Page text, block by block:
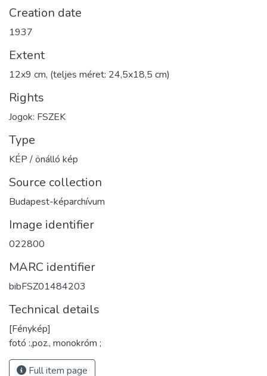
Creation date
1937
Extent
12x9 cm, (teljes méret: 24,5x18,5 cm)
Rights
Jogok: FSZEK
Type
KÉP / önálló kép
Source collection
Budapest-képarchívum
Image identifier
022800
MARC identifier
bibFSZ01484203
Technical details
[Fénykép]
fotó :,poz., monokróm ;
Full item page